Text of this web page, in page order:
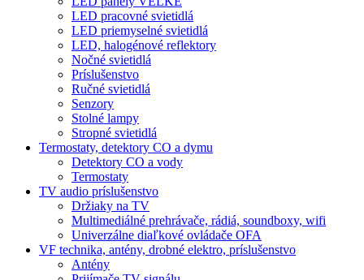
LED pracovné svietidlá
LED priemyselné svietidlá
LED, halogénové reflektory
Nočné svietidlá
Príslušenstvo
Ručné svietidlá
Senzory
Stolné lampy
Stropné svietidlá
Termostaty, detektory CO a dymu
Detektory CO a vody
Termostaty
TV audio príslušenstvo
Držiaky na TV
Multimediálné prehrávače, rádiá, soundboxy, wifi
Univerzálne diaľkové ovládače OFA
VF technika, antény, drobné elektro, príslušenstvo
Antény